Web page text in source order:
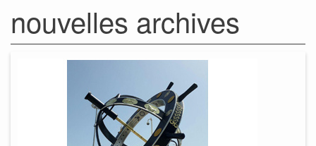
nouvelles archives